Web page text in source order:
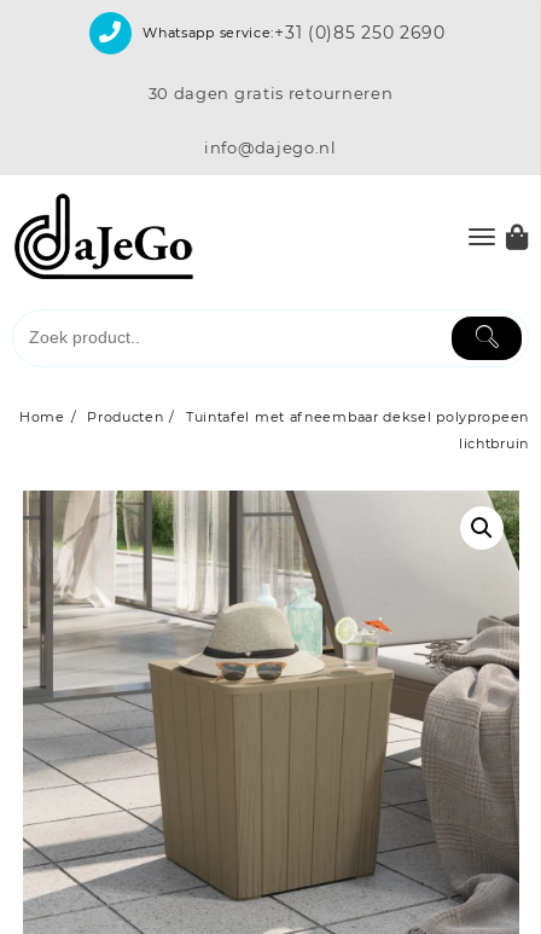
Whatsapp service:+31 (0)85 250 2690
30 dagen gratis retourneren
info@dajego.nl
Home Producten
Tuintafel met afneembaar deksel polypropeen
lichtbruin